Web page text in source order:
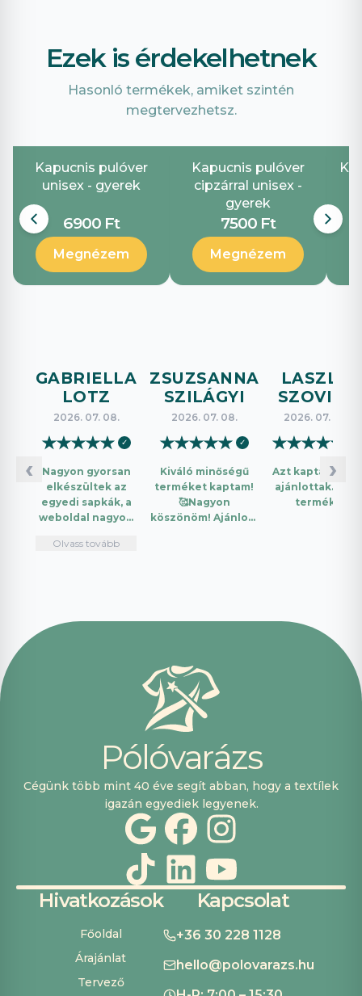
Ezek is érdekelhetnek
Hasonló termékek, amiket szintén
megtervezhetsz.
Kapucnis pulóver
unisex - gyerek
6900 Ft
Megnézem
Kapucnis pulóver
cipzárral unisex -
gyerek
7500 Ft
Megnézem
‹
GABRIELLA
LOTZ
2026. 07. 08.
★★★★★ ✓
Nagyon gyorsan
elkészültek az
egyedi sapkák, a
weboldal nagyon
használni.
fogok innen
Olvass tovább
ZSUZSANNA
SZILÁGYI
2026. 07. 08.
★★★★★ ✓
Kiváló minőségű
terméket kaptam!
🥰Nagyon
köszönöm! Ajánlom
LASZLO
SZOVICS
2026. 07. 08.
★★★★★
Azt kaptam amit
ajánlottak. Jó a
termék.
›
Pólóvarázs
Cégünk több mint 40 éve segít abban, hogy a textílek
igazán egyediek legyenek.
Hivatkozások
Főoldal
Árajánlat
Tervező
Kapcsolat
+36 30 228 1128
hello@polovarazs.hu